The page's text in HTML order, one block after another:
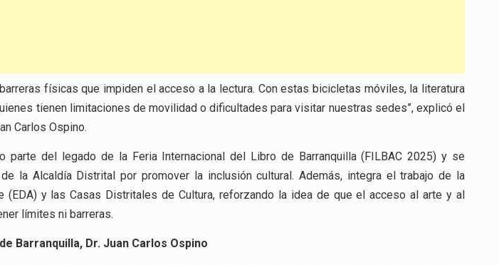
físicas que impiden el acceso a la lectura. Con estas bicicletas móviles, la literatura
tienen limitaciones de movilidad o dificultades para visitar nuestras sedes”, explicó el
Carlos Ospino.
parte del legado de la Feria Internacional del Libro de Barranquilla (FILBAC 2025) y se
la Alcaldía Distrital por promover la inclusión cultural. Además, integra el trabajo de la
(EDA) y las Casas Distritales de Cultura, reforzando la idea de que el acceso al arte y al
límites ni barreras.
Barranquilla, Dr. Juan Carlos Ospino